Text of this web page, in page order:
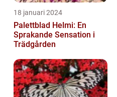
18 januari 2024
Palettblad Helmi: En
Sprakande Sensation i
Trädgården